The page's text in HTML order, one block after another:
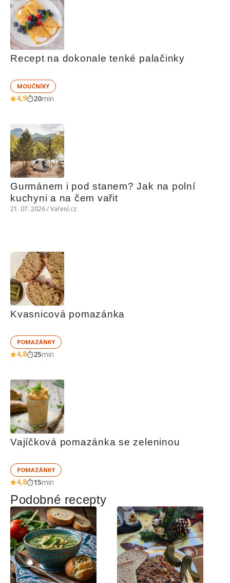
Recept na dokonale tenké palačinky
MOUČNÍKY
4,9 20min
Gurmánem i pod stanem? Jak na polní
kuchyni a na čem vařit
21. 07. 2026 / Vaření.cz
Kvasnicová pomazánka
POMAZÁNKY
4,8 25min
Vajíčková pomazánka se zeleninou
POMAZÁNKY
4,8 15min
Podobné recepty